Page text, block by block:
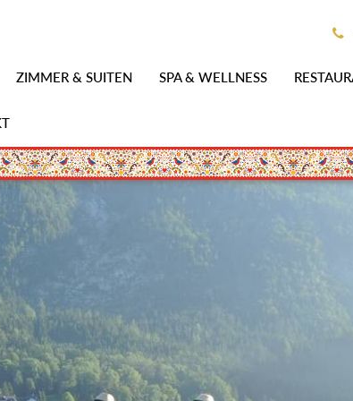
ZIMMER & SUITEN SPA & WELLNESS